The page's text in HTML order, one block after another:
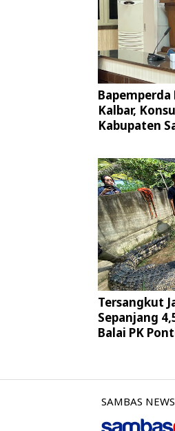
Bapemperda
Kalbar,
Kabupaten
Tersangkut
Sepanjang
Balai PK
SAMBAS NEWS